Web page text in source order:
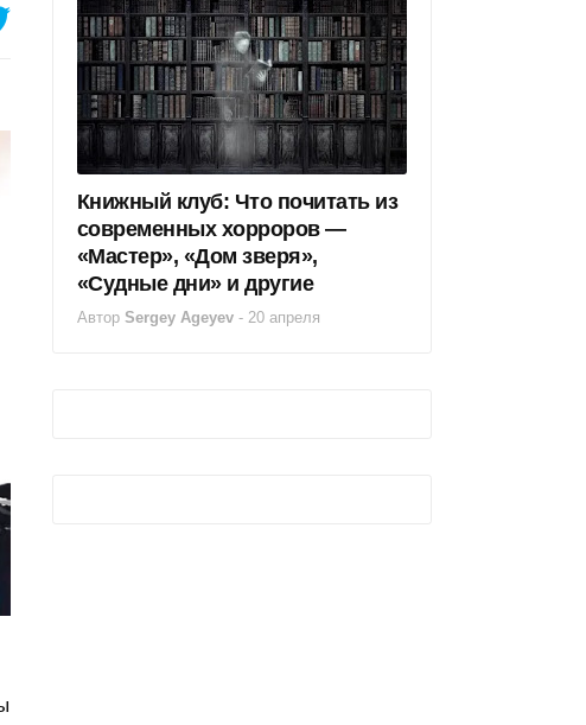
Книжный клуб: Что почитать из
современных хорроров —
«Мастер», «Дом зверя»,
«Судные дни» и другие
Автор Sergey Ageyev - 20 апреля